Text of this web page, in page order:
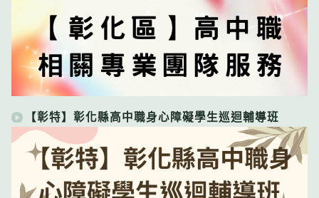
【彰特】彰化縣高中職身心障礙學生巡迴輔導班